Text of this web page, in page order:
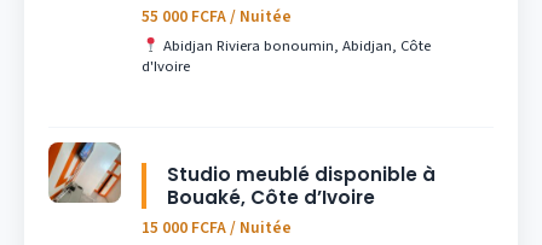
55 000 FCFA / Nuitée
Abidjan Riviera bonoumin, Abidjan, Côte
d'Ivoire
Studio meublé disponible à
Bouaké, Côte d’Ivoire
15 000 FCFA / Nuitée